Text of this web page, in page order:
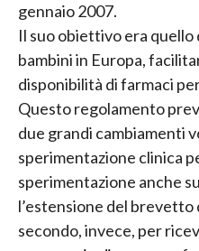
gennaio 2007.
Il suo obiettivo era quello
bambini in Europa,
disponibilità di farmaci
Questo regolamento
due grandi cambiamenti
sperimentazione clinica
sperimentazione anche
l’estensione del brevetto
secondo, invece, per